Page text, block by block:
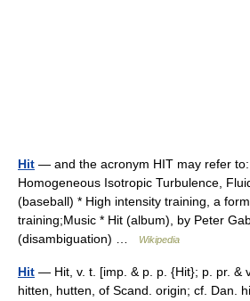
Hit — and the acronym HIT may refer
Homogeneous Isotropic Turbulence,
(baseball) * High intensity training, a
training;Music * Hit (album), by Peter
(disambiguation) …
Wikipedia
Hit — Hit, v. t. [imp. & p. p. {Hit}; p. pr. &
hitten, hutten, of Scand. origin; cf. Dan.